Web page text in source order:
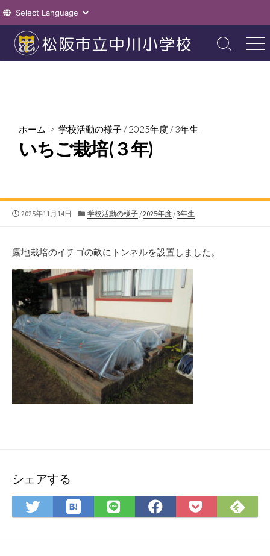
テ
検
索
メ
ニ
ホーム > 学校活動の様子 /2025年度 /3年生
いちご栽培(３年)
公
2025年11月14日
カ
リ
ー
学校活動の様子/2025年度/3年生
露地栽培のイチゴの畝にトンネルを設置しました。
シェアする
Twitter
で
は
て
LINE
で
Facebook
で
Pocket
に
で